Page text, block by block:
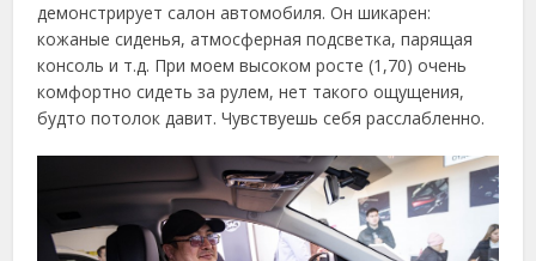
демонстрирует салон автомобиля. Он шикарен:
кожаные сиденья, атмосферная подсветка, парящая
консоль и т.д. При моем высоком росте (1,70) очень
комфортно сидеть за рулем, нет такого ощущения,
будто потолок давит. Чувствуешь себя расслабленно.